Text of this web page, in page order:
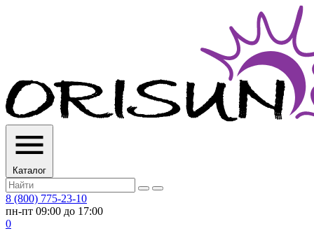
Каталог
8 (800) 775-23-10
пн-пт 09:00 до 17:00
0